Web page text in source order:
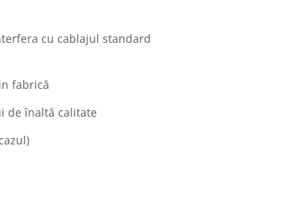
cu cablajul standard
fabrică
de înaltă calitate